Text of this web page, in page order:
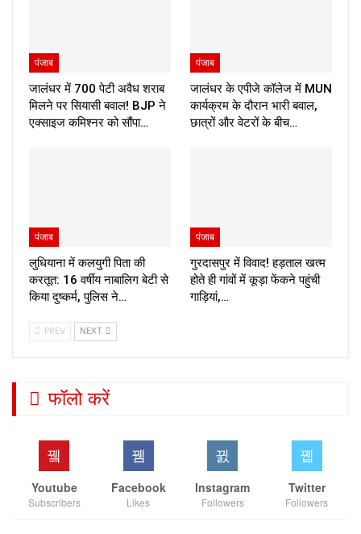
पंजाब
जालंधर में 700 पेटी अवैध शराब
मिलने पर सियासी बवाल! BJP ने
एक्साइज कमिश्नर को सौंपा…
पंजाब
जालंधर के एपीजे कॉलेज में MUN
कार्यक्रम के दौरान भारी बवाल,
छात्रों और वेटरों के बीच…
पंजाब
लुधियाना में कलयुगी पिता की
करतूत: 16 वर्षीय नाबालिग बेटी से
किया दुष्कर्म, पुलिस ने…
पंजाब
गुरदासपुर में विवाद! हड़ताल खत्म
होते ही गांवों में कूड़ा फेंकने पहुंची
गाड़ियां,…
PREV NEXT
फॉलो करें
Youtube
Subscribers
Facebook
Likes
Instagram
Followers
Twitter
Followers